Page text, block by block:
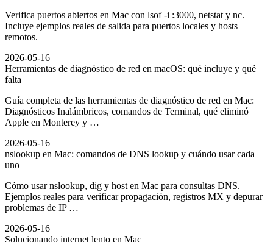
Verifica puertos abiertos en Mac con lsof -i :3000, netstat y nc.
Incluye ejemplos reales de salida para puertos locales y hosts
remotos.
2026-05-16
Herramientas de diagnóstico de red en macOS: qué incluye y qué
falta
Guía completa de las herramientas de diagnóstico de red en Mac:
Diagnósticos Inalámbricos, comandos de Terminal, qué eliminó
Apple en Monterey y …
2026-05-16
nslookup en Mac: comandos de DNS lookup y cuándo usar cada
uno
Cómo usar nslookup, dig y host en Mac para consultas DNS.
Ejemplos reales para verificar propagación, registros MX y depurar
problemas de IP …
2026-05-16
Solucionando internet lento en Mac